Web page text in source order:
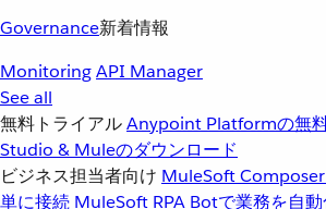
Governance新着情報
MonitoringAPI Manager
See all
無料トライアルAnypoint Platformの無
Studio & Muleのダウンロード
ビジネス担当者向け MuleSoft Composer
単に接続 MuleSoft RPA Botで業務を自